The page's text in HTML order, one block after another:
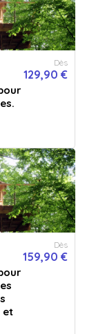
Dès
129,90 €
et
Dès
159,90 €
Ranchot dans le
pour 2
2 repas
et 2 petits
ce cadeau par
sont cachées
2026 au